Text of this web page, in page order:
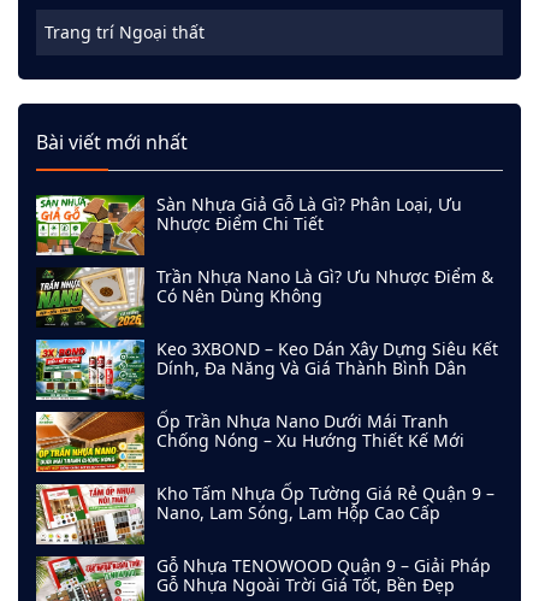
Trang trí Ngoại thất
Bài viết mới nhất
Sàn Nhựa Giả Gỗ Là Gì? Phân Loại, Ưu
Nhược Điểm Chi Tiết
Trần Nhựa Nano Là Gì? Ưu Nhược Điểm &
Có Nên Dùng Không
Keo 3XBOND – Keo Dán Xây Dựng Siêu Kết
Dính, Đa Năng Và Giá Thành Bình Dân
Ốp Trần Nhựa Nano Dưới Mái Tranh
Chống Nóng – Xu Hướng Thiết Kế Mới
Kho Tấm Nhựa Ốp Tường Giá Rẻ Quận 9 –
Nano, Lam Sóng, Lam Hộp Cao Cấp
Gỗ Nhựa TENOWOOD Quận 9 – Giải Pháp
Gỗ Nhựa Ngoài Trời Giá Tốt, Bền Đẹp